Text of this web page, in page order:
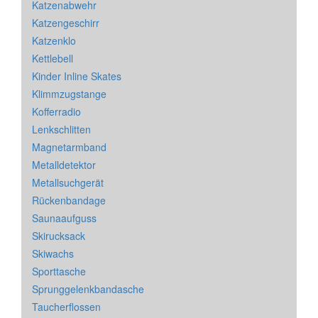
Katzenabwehr
Katzengeschirr
Katzenklo
Kettlebell
Kinder Inline Skates
Klimmzugstange
Kofferradio
Lenkschlitten
Magnetarmband
Metalldetektor
Metallsuchgerät
Rückenbandage
Saunaaufguss
Skirucksack
Skiwachs
Sporttasche
Sprunggelenkbandasche
Taucherflossen